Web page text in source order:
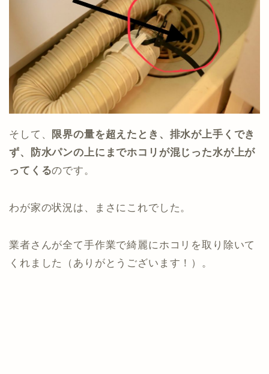
そして、
限界の量を超えたとき、排水が上手くでき
ず、防水パンの上にまでホコリが混じった水が上が
ってくるのです。
わが家の状況は、まさにこれでした。
業者さんが全て手作業で綺麗にホコリを取り除いて
くれました（ありがとうございます！）。